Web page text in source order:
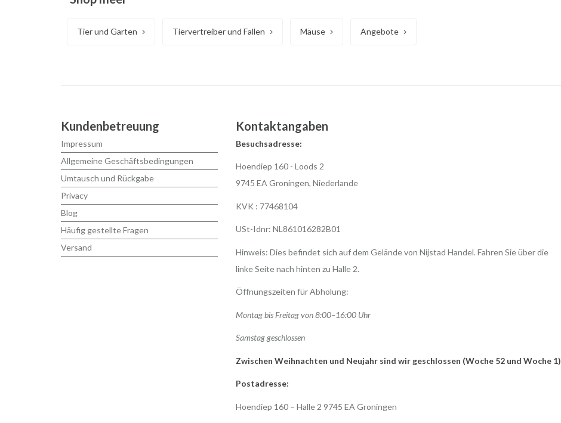
Tier und Garten Tiervertreiber und Fallen Mäuse Angebote
Kundenbetreuung
Impressum
Allgemeine Geschäftsbedingungen
Umtausch und Rückgabe
Privacy
Blog
Häufig gestellte Fragen
Versand
Kontaktangaben
Besuchsadresse:
Hoendiep 160 - Loods 2
9745 EA Groningen, Niederlande
KVK : 77468104
USt-Idnr: NL861016282B01
Hinweis: Dies befindet sich auf dem Gelände von Nijstad Handel. Fahren Sie über die
linke Seite nach hinten zu Halle 2.
Öffnungszeiten für Abholung:
Montag bis Freitag von 8:00–16:00 Uhr
Samstag geschlossen
Zwischen Weihnachten und Neujahr sind wir geschlossen (Woche 52 und Woche 1)
Postadresse:
Hoendiep 160 – Halle 2 9745 EA Groningen